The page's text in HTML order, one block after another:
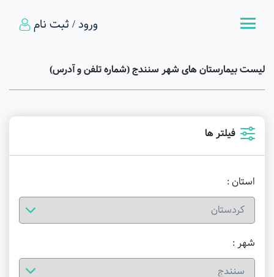
ورود / ثبت نام
لیست بیمارستان های شهر سنندج (شماره تلفن و آدرس)
فیلتر ها
استان :
شهر :